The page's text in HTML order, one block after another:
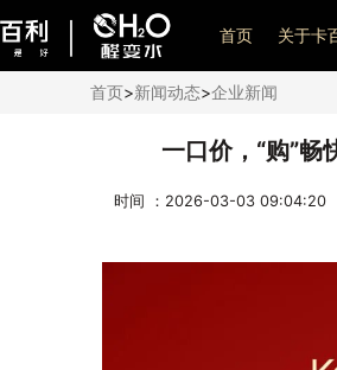
首页 关于卡
首页>新闻动态>企业新闻
一口价，“购”畅
时间 ：2026-03-03 09:04:20